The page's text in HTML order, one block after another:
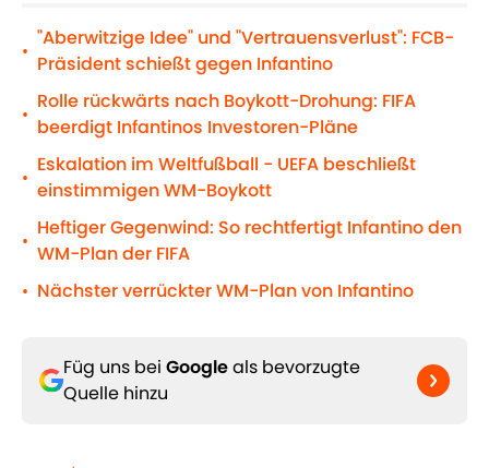
•
"Aberwitzige Idee" und "Vertrauensverlust": FCB-
Präsident schießt gegen Infantino
•
Rolle rückwärts nach Boykott-Drohung: FIFA
beerdigt Infantinos Investoren-Pläne
•
Eskalation im Weltfußball - UEFA beschließt
einstimmigen WM-Boykott
•
Heftiger Gegenwind: So rechtfertigt Infantino den
WM-Plan der FIFA
• Nächster verrückter WM-Plan von Infantino
Füg uns bei Googleals bevorzugte
Quelle hinzu